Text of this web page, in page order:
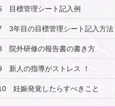
目標管理シート記入例
3年目の目標管理シート記入方法
院外研修の報告書の書き方
新人の指導がストレス ！
妊娠発覚したらすべきこと